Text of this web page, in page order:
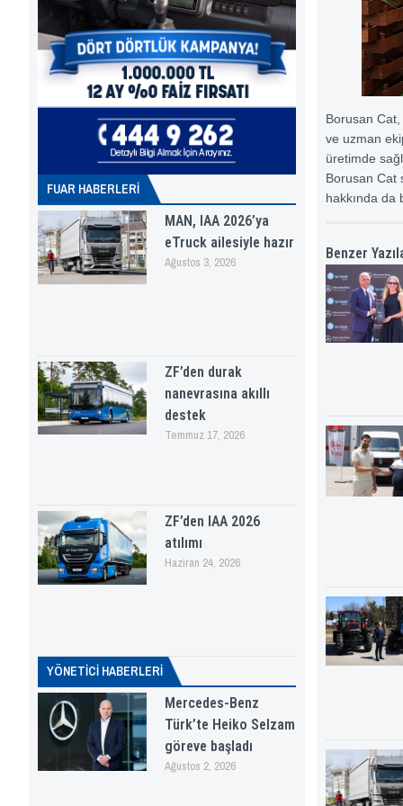
FUAR HABERLERI
MAN, IAA 2026’ya
eTruck ailesiyle hazır
Ağustos 3, 2026
ZF’den durak
nanevrasına akıllı
destek
Temmuz 17, 2026
ZF’den IAA 2026
atılımı
Haziran 24, 2026
YÖNETICI HABERLERI
Mercedes-Benz
Türk’te Heiko Selzam
göreve başladı
Ağustos 2, 2026
Borusan
ve uzman
üretimde
Borusan Cat
hakkında da
Benzer